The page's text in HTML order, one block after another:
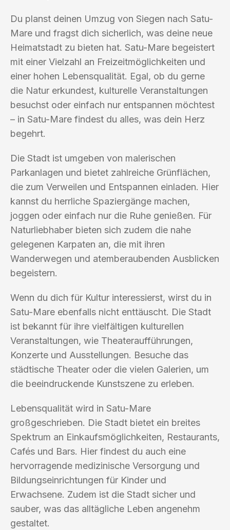
Du planst deinen Umzug von Siegen nach Satu-
Mare und fragst dich sicherlich, was deine neue
Heimatstadt zu bieten hat. Satu-Mare begeistert
mit einer Vielzahl an Freizeitmöglichkeiten und
einer hohen Lebensqualität. Egal, ob du gerne
die Natur erkundest, kulturelle Veranstaltungen
besuchst oder einfach nur entspannen möchtest
– in Satu-Mare findest du alles, was dein Herz
begehrt.
Die Stadt ist umgeben von malerischen
Parkanlagen und bietet zahlreiche Grünflächen,
die zum Verweilen und Entspannen einladen. Hier
kannst du herrliche Spaziergänge machen,
joggen oder einfach nur die Ruhe genießen. Für
Naturliebhaber bieten sich zudem die nahe
gelegenen Karpaten an, die mit ihren
Wanderwegen und atemberaubenden Ausblicken
begeistern.
Wenn du dich für Kultur interessierst, wirst du in
Satu-Mare ebenfalls nicht enttäuscht. Die Stadt
ist bekannt für ihre vielfältigen kulturellen
Veranstaltungen, wie Theateraufführungen,
Konzerte und Ausstellungen. Besuche das
städtische Theater oder die vielen Galerien, um
die beeindruckende Kunstszene zu erleben.
Lebensqualität wird in Satu-Mare
großgeschrieben. Die Stadt bietet ein breites
Spektrum an Einkaufsmöglichkeiten, Restaurants,
Cafés und Bars. Hier findest du auch eine
hervorragende medizinische Versorgung und
Bildungseinrichtungen für Kinder und
Erwachsene. Zudem ist die Stadt sicher und
sauber, was das alltägliche Leben angenehm
gestaltet.